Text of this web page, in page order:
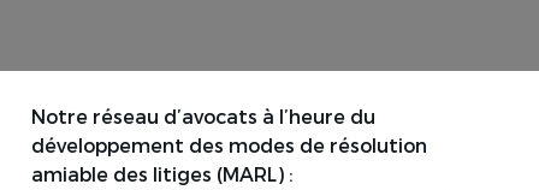
Notre réseau d’avocats à l’heure du
développement des modes de résolution
amiable des litiges (MARL) :